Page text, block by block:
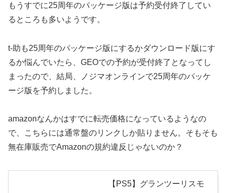
もうすでに25周年のパッケージ版は予約受付終了してい
るところも多いようです。
t-助も25周年のパッケージ版にするかダウンロード版にす
るか悩んでいたら、GEOでの予約が受付終了となってし
まったので、結局、ノジマオンラインで25周年のパッケ
ージ版を予約しました。
amazonなんかはすでに転売価格になっているようなの
で、こちらには通常盤のリンクしか貼りません。そもそも
無在庫販売でAmazonの規約違反じゃないのか？
【PS5】グランツーリスモ